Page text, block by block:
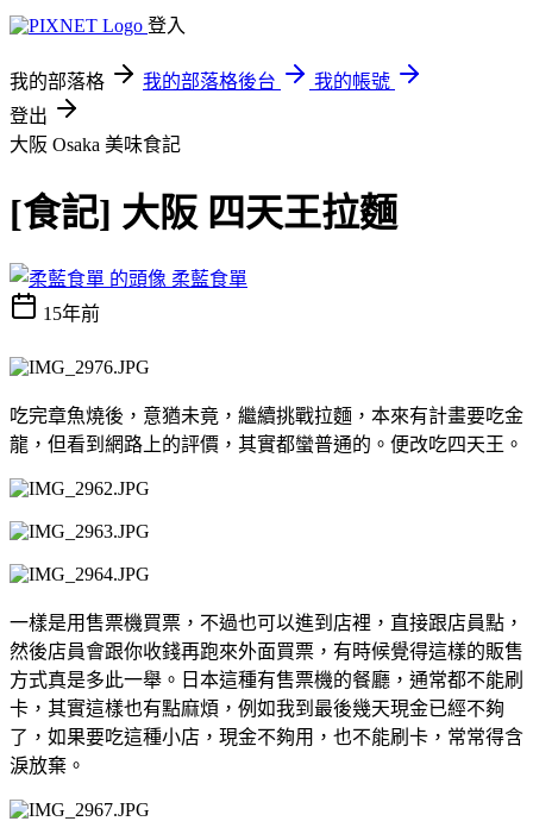
登入
我的部落格 我的部落格後台
我的帳號
登出
大阪 Osaka 美味食記
[食記] 大阪 四天王拉麵
柔藍食單
15年前
吃完章魚燒後，意猶未竟，繼續挑戰拉麵，本來有計畫要吃金
龍，但看到網路上的評價，其實都蠻普通的。便改吃四天王。
一樣是用售票機買票，不過也可以進到店裡，直接跟店員點，
然後店員會跟你收錢再跑來外面買票，有時候覺得這樣的販售
方式真是多此一舉。日本這種有售票機的餐廳，通常都不能刷
卡，其實這樣也有點麻煩，例如我到最後幾天現金已經不夠
了，如果要吃這種小店，現金不夠用，也不能刷卡，常常得含
淚放棄。